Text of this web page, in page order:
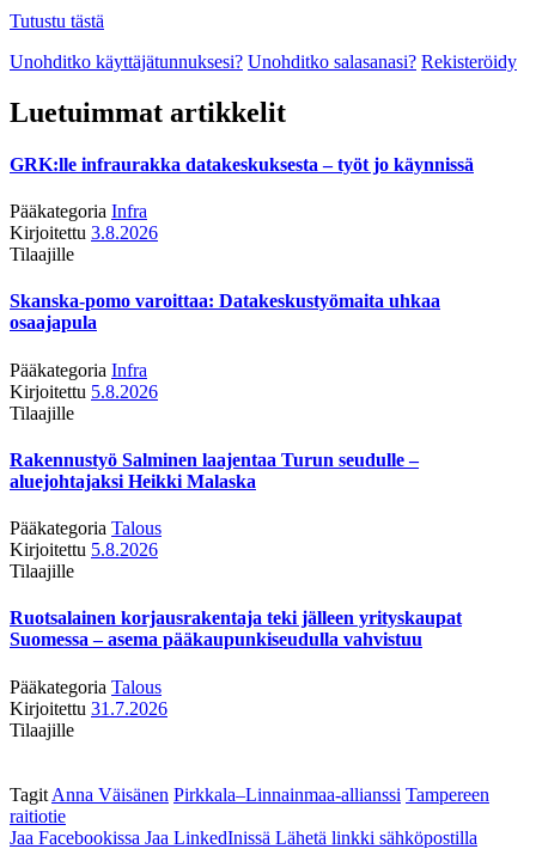
Tutustu tästä
Unohditko käyttäjätunnuksesi? Unohditko salasanasi? Rekisteröidy
Luetuimmat artikkelit
GRK:lle infraurakka datakeskuksesta – työt jo käynnissä
Pääkategoria Infra
Kirjoitettu 3.8.2026
Tilaajille
Skanska-pomo varoittaa: Datakeskustyömaita uhkaa
osaajapula
Pääkategoria Infra
Kirjoitettu 5.8.2026
Tilaajille
Rakennustyö Salminen laajentaa Turun seudulle –
aluejohtajaksi Heikki Malaska
Pääkategoria Talous
Kirjoitettu 5.8.2026
Tilaajille
Ruotsalainen korjausrakentaja teki jälleen yrityskaupat
Suomessa – asema pääkaupunkiseudulla vahvistuu
Pääkategoria Talous
Kirjoitettu 31.7.2026
Tilaajille
Tagit Anna Väisänen Pirkkala–Linnainmaa-allianssi Tampereen
raitiotie
Jaa Facebookissa Jaa LinkedInissä Lähetä linkki sähköpostilla